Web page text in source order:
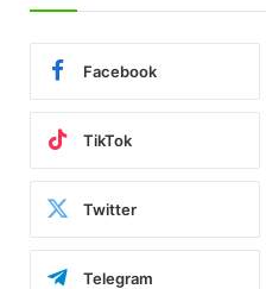
Facebook
TikTok
Twitter
Telegram